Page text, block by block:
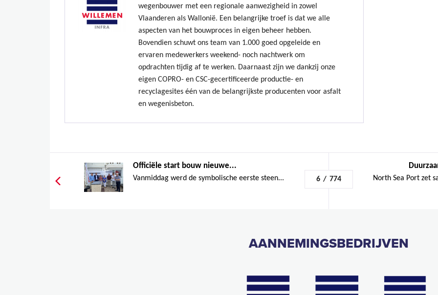
wegenbouwer met een regionale aanwezigheid in zowel
Vlaanderen als Wallonië. Een belangrijke troef is dat we alle
aspecten van het bouwproces in eigen beheer hebben.
Bovendien schuwt ons team van 1.000 goed opgeleide en
ervaren medewerkers weekend- noch nachtwerk om
opdrachten tijdig af te werken. Daarnaast zijn we dankzij onze
eigen COPRO- en CSC-gecertificeerde productie- en
recyclagesites één van de belangrijkste producenten voor asfalt
en wegenisbeton.
Officiële start bouw nieuwe...
Vanmiddag werd de symbolische eerste steen... 6 / 774 North Sea Port zet
AANNEMINGSBEDRIJVEN